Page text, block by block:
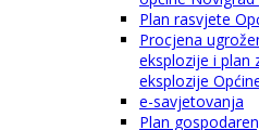
Plan rasvjete
Procjena
eksplozije i plan
eksplozije
e-savjetovanja
Plan